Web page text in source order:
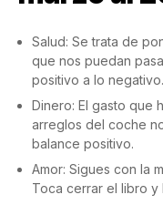
Salud: Se trata de
que nos puedan
positivo a lo negativo.
Dinero: El gasto que
arreglos del coche
balance positivo.
Amor: Sigues con la
Toca cerrar el libro y